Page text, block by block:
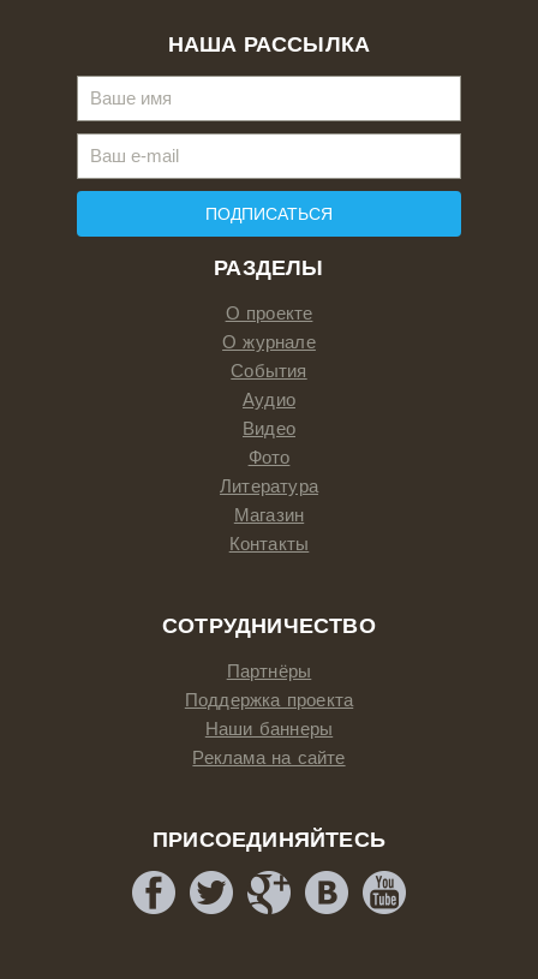
РАЗДЕЛЫ
О проекте
О журнале
События
Аудио
Видео
Фото
Литература
Магазин
Контакты
СОТРУДНИЧЕСТВО
Партнёры
Поддержка проекта
Наши баннеры
Реклама на сайте
ПРИСОЕДИНЯЙТЕСЬ
НАША РАССЫЛКА
ПОДПИСАТЬСЯ